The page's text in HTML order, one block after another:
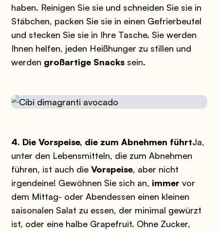
haben. Reinigen Sie sie und schneiden Sie sie in
Stäbchen, packen Sie sie in einen Gefrierbeutel
und stecken Sie sie in Ihre Tasche. Sie werden
Ihnen helfen, jeden Heißhunger zu stillen und
werden großartige Snackssein.
4. Die Vorspeise, die zum Abnehmen führtJa,
unter den Lebensmitteln, die zum Abnehmen
führen, ist auch die Vorspeise, aber nicht
irgendeine! Gewöhnen Sie sich an, immer vor
dem Mittag- oder Abendessen einen kleinen
saisonalen Salat zu essen, der minimal gewürzt
ist, oder eine halbe Grapefruit. Ohne Zucker,